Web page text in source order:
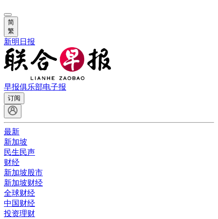
简
繁
新明日报
早报俱乐部电子报
订阅
最新
新加坡
民生民声
财经
新加坡股市
新加坡财经
全球财经
中国财经
投资理财